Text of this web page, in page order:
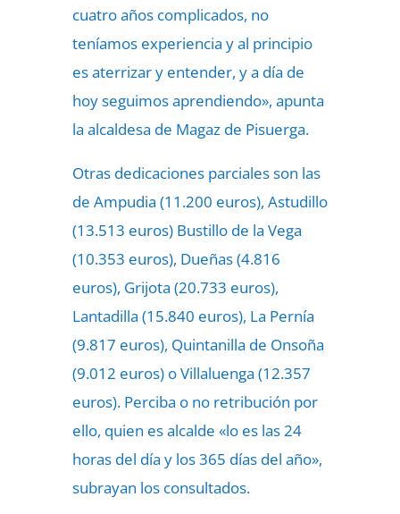
cuatro años complicados, no
teníamos experiencia y al principio
es aterrizar y entender, y a día de
hoy seguimos aprendiendo», apunta
la alcaldesa de Magaz de Pisuerga.
Otras dedicaciones parciales son las
de Ampudia (11.200 euros), Astudillo
(13.513 euros) Bustillo de la Vega
(10.353 euros), Dueñas (4.816
euros), Grijota (20.733 euros),
Lantadilla (15.840 euros), La Pernía
(9.817 euros), Quintanilla de Onsoña
(9.012 euros) o Villaluenga (12.357
euros). Perciba o no retribución por
ello, quien es alcalde «lo es las 24
horas del día y los 365 días del año»,
subrayan los consultados.